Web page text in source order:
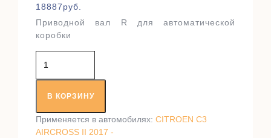
18887руб.
Приводной вал R для автоматической
коробки
товара
Приводной
валВ КОРЗИНУ
Применяется в автомобилях: CITROEN C3
AIRCROSS II 2017 -